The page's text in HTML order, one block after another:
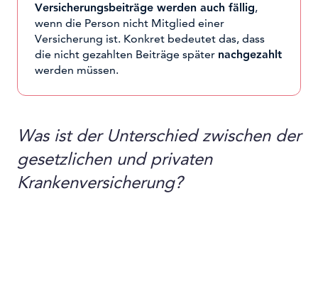
Versicherungsbeiträge werden auch fällig,
wenn die Person nicht Mitglied einer
Versicherung ist. Konkret bedeutet das, dass
die nicht gezahlten Beiträge später nachgezahlt
werden müssen.
Was ist der Unterschied zwischen der
gesetzlichen und privaten
Krankenversicherung?